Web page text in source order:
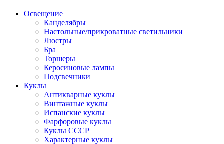
Освещение
Канделябры
Настольные/прикроватные светильники
Люстры
Бра
Торшеры
Керосиновые лампы
Подсвечники
Куклы
Антикварные куклы
Винтажные куклы
Испанские куклы
Фарфоровые куклы
Куклы СССР
Характерные куклы